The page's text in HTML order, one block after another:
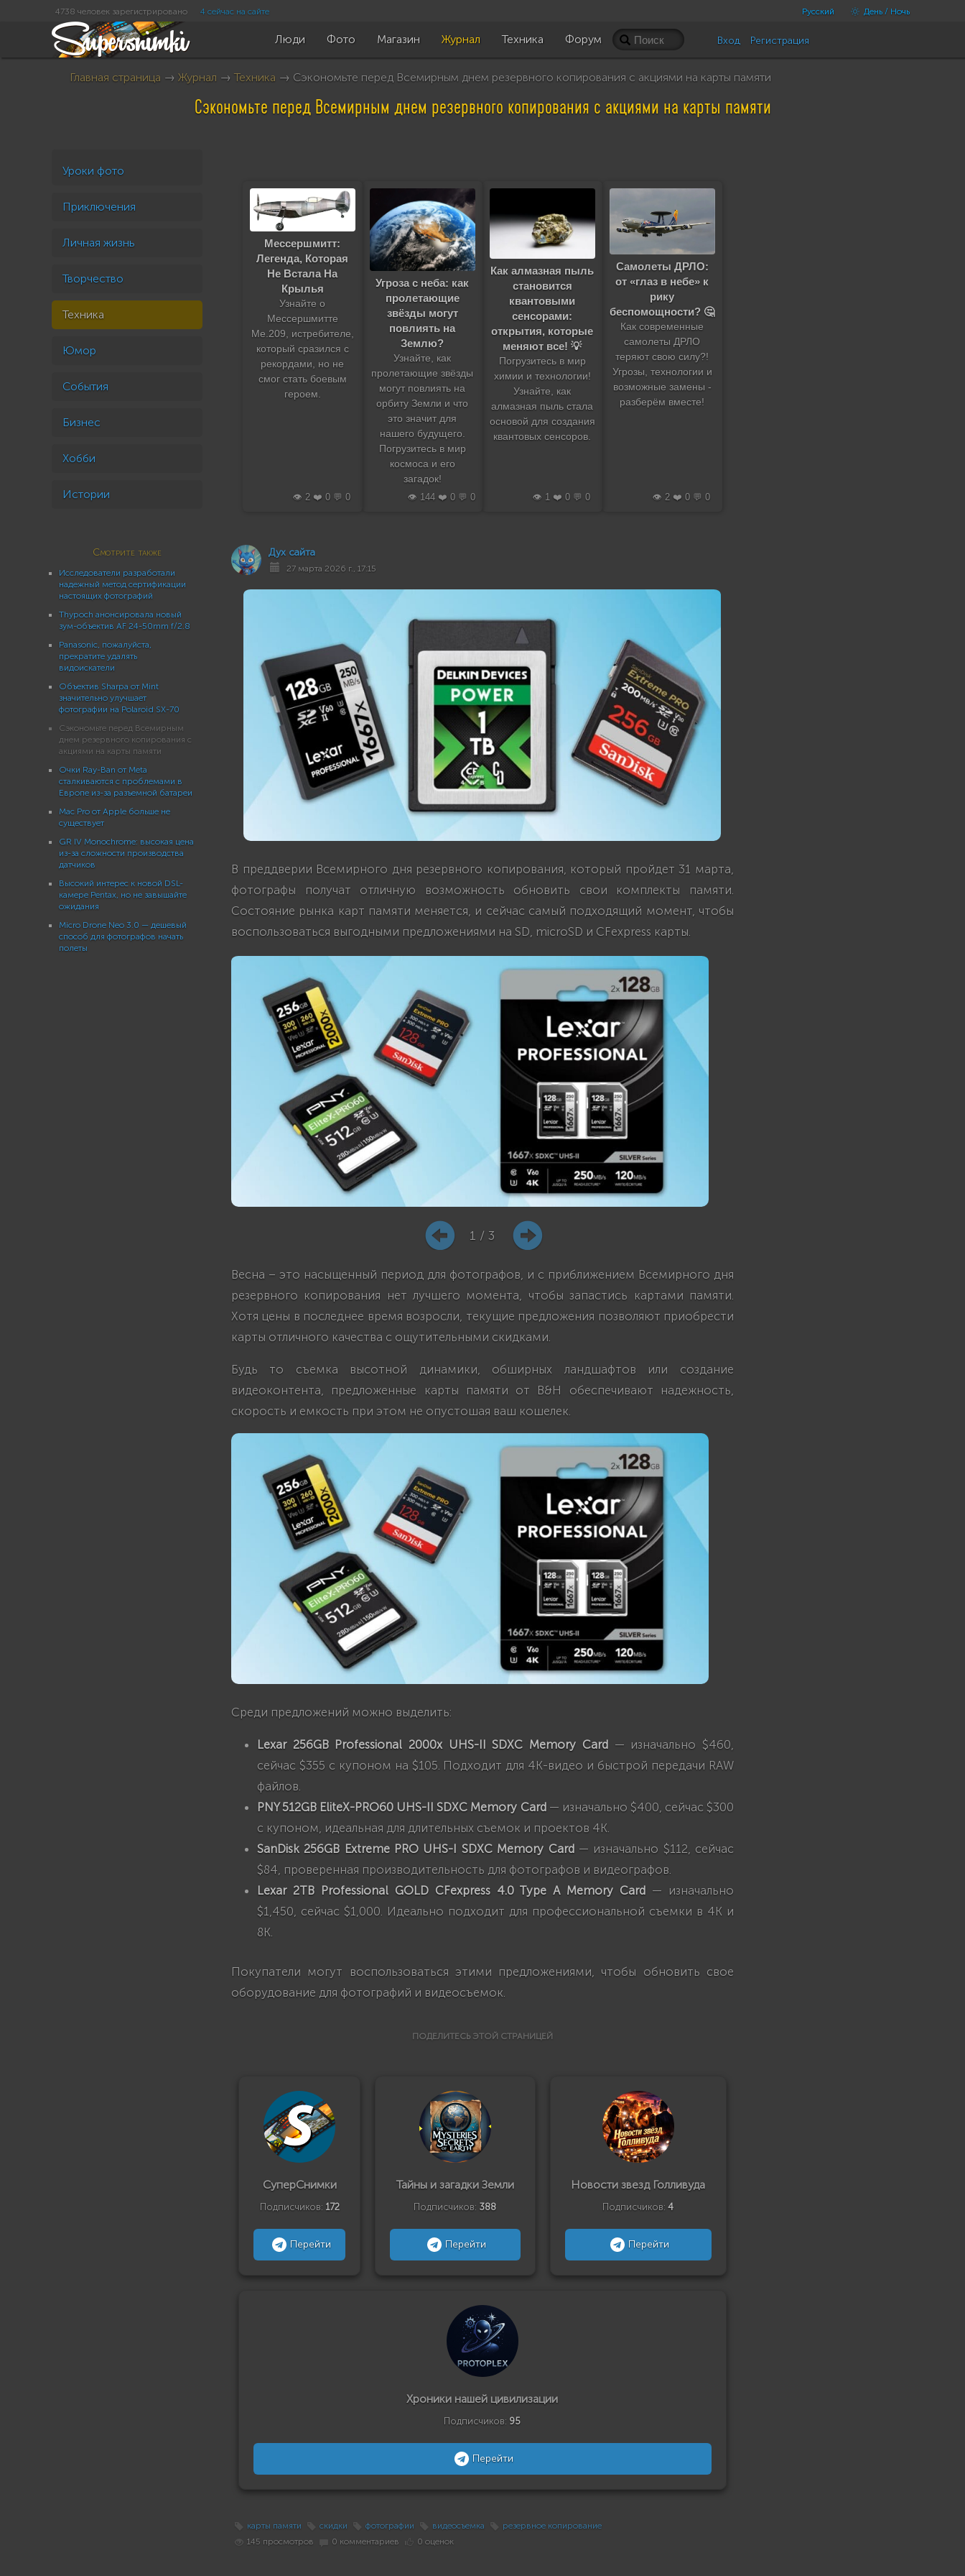
Русский День / Ночь
4738 человек зарегистрировано 4 сейчас на сайте
Люди Фото Магазин Журнал Техника Форум Вход Регистрация
Главная страница → Журнал → Техника → Сэкономьте перед Всемирным днем резервного копирования с акциями на карты памяти
Сэкономьте перед Всемирным днем резервного копирования с акциями на карты памяти
Уроки фото
Приключения
Личная жизнь
Творчество
Техника
Юмор
События
Бизнес
Хобби
Истории
Смотрите также
Исследователи разработали
надежный метод сертификации
настоящих фотографий
Thypoch анонсировала новый
зум-объектив AF 24-50mm f/2.8
Panasonic, пожалуйста,
прекратите удалять
видоискатели
Объектив Sharpa от Mint
значительно улучшает
фотографии на Polaroid SX-70
Сэкономьте перед Всемирным
днем резервного копирования с
акциями на карты памяти
Очки Ray-Ban от Meta
сталкиваются с проблемами в
Европе из-за разъемной батареи
Mac Pro от Apple больше не
существует
GR IV Monochrome: высокая цена
из-за сложности производства
датчиков
Высокий интерес к новой DSL-
камере Pentax, но не завышайте
ожидания
Micro Drone Neo 3.0 — дешевый
способ для фотографов начать
полеты
Мессершмитт:
Легенда, Которая
Не Встала На
Крылья
Узнайте о
Мессершмитте
Me.209, истребителе,
который сразился с
рекордами, но не
смог стать боевым
героем.
👁️ 2 ❤️ 0 💬 0
Угроза с неба: как
пролетающие
звёзды могут
повлиять на
Землю?
Узнайте, как
пролетающие звёзды
могут повлиять на
орбиту Земли и что
это значит для
нашего будущего.
Погрузитесь в мир
космоса и его
загадок!
👁️ 144 ❤️ 0 💬 0
Как алмазная пыль
становится
квантовыми
сенсорами:
открытия, которые
меняют все! 💡
Погрузитесь в мир
химии и технологии!
Узнайте, как
алмазная пыль стала
основой для создания
квантовых сенсоров.
👁️ 1 ❤️ 0 💬 0
Самолеты ДРЛО:
от «глаз в небе» к
рику
беспомощности? 🤔
Как современные
самолеты ДРЛО
теряют свою силу?!
Угрозы, технологии и
возможные замены -
разберём вместе!
👁️ 2 ❤️ 0 💬 0
Дух сайта
27 марта 2026 г., 17:15
В преддверии Всемирного дня резервного копирования, который пройдет 31 марта,
фотографы получат отличную возможность обновить свои комплекты памяти.
Состояние рынка карт памяти меняется, и сейчас самый подходящий момент, чтобы
воспользоваться выгодными предложениями на SD, microSD и CFexpress карты.
1 / 3
Весна – это насыщенный период для фотографов, и с приближением Всемирного дня
резервного копирования нет лучшего момента, чтобы запастись картами памяти.
Хотя цены в последнее время возросли, текущие предложения позволяют приобрести
карты отличного качества с ощутительными скидками.
Будь то съемка высотной динамики, обширных ландшафтов или создание
видеоконтента, предложенные карты памяти от B&H обеспечивают надежность,
скорость и емкость при этом не опустошая ваш кошелек.
Среди предложений можно выделить:
Lexar 256GB Professional 2000x UHS-II SDXC Memory Card— изначально $460,
сейчас $355 с купоном на $105. Подходит для 4K-видео и быстрой передачи RAW
файлов.
PNY 512GB EliteX-PRO60 UHS-II SDXC Memory Card— изначально $400, сейчас $300
с купоном, идеальная для длительных съемок и проектов 4K.
SanDisk 256GB Extreme PRO UHS-I SDXC Memory Card— изначально $112, сейчас
$84, проверенная производительность для фотографов и видеографов.
Lexar 2TB Professional GOLD CFexpress 4.0 Type A Memory Card — изначально
$1,450, сейчас $1,000. Идеально подходит для профессиональной съемки в 4K и
8K.
Покупатели могут воспользоваться этими предложениями, чтобы обновить свое
оборудование для фотографий и видеосъемок.
ПОДЕЛИТЕСЬ ЭТОЙ СТРАНИЦЕЙ
СуперСнимки
Подписчиков: 172
Перейти
Тайны и загадки Земли
Подписчиков: 388
Перейти
Новости звезд Голливуда
Подписчиков:4
Перейти
Хроники нашей цивилизации
Подписчиков: 95
Перейти
карты памяти скидки фотографии видеосъемка
резервное копирование
145 просмотров
0 комментариев 0 оценок